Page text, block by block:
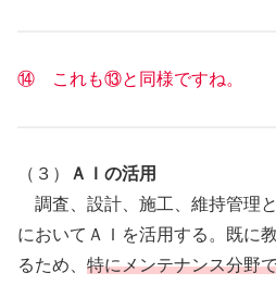
⑭ これも⑬と同様ですね。
（３）
ＡＩの活用
調査、設計、施工、維持管理
においてＡＩを活用する。既に
るため、 特にメンテナンス分野